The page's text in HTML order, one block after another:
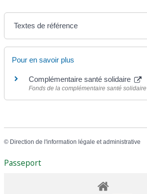
Textes de référence
Pour en savoir plus
Complémentaire santé solidaire
Fonds de la complémentaire santé solidaire
© Direction de l'information légale et administrative
Passeport